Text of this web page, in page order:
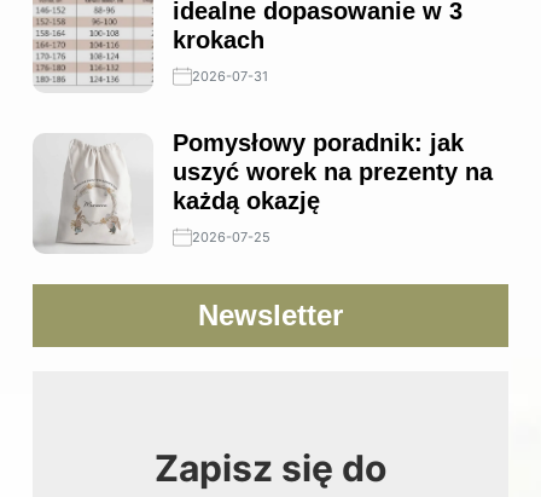
idealne dopasowanie w 3
krokach
2026-07-31
Pomysłowy poradnik: jak
uszyć worek na prezenty na
każdą okazję
2026-07-25
Newsletter
Zapisz się do